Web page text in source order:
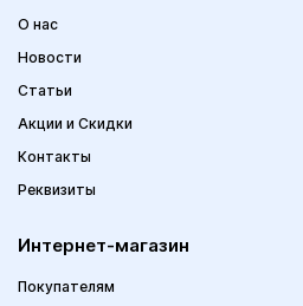
О нас
Новости
Статьи
Акции и Скидки
Контакты
Реквизиты
Интернет-магазин
Покупателям